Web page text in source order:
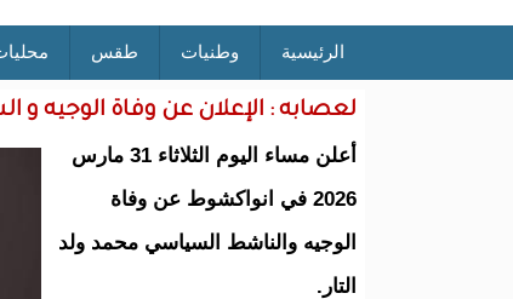
الرئيسية وطنيات طقس
لعصابه : الإعلان عن وفاة الوجيه و
أعلن مساء اليوم الثلاثاء 31 مارس
2026 في انواكشوط عن وفاة
الوجيه والناشط السياسي محمد ولد
التار.